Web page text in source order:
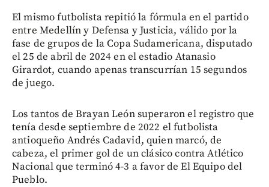
El mismo futbolista repitió la fórmula en el partido
entre Medellín y Defensa y Justicia, válido por la
fase de grupos de la Copa Sudamericana, disputado
el 25 de abril de 2024 en el estadio Atanasio
Girardot, cuando apenas transcurrían 15 segundos
de juego.
Los tantos de Brayan León superaron el registro que
tenía desde septiembre de 2022 el futbolista
antioqueño Andrés Cadavid, quien marcó, de
cabeza, el primer gol de un clásico contra Atlético
Nacional que terminó 4-3 a favor de El Equipo del
Pueblo.